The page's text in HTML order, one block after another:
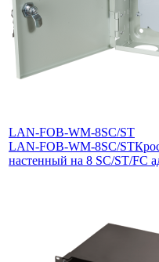
LAN-FOB-WM-8SC/ST
LAN-FOB-WM-8SC/ST
настенный на 8 SC/ST/FC